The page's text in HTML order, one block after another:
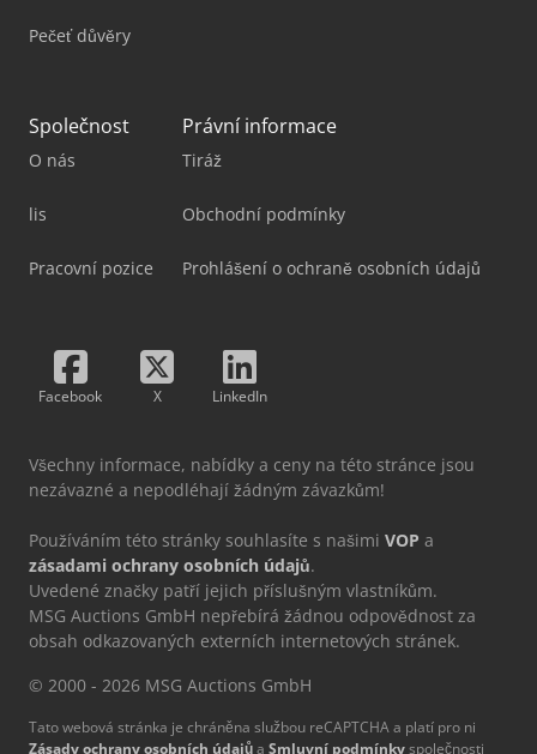
Pečeť důvěry
Společnost
O nás
lis
Pracovní pozice
Právní informace
Tiráž
Obchodní podmínky
Prohlášení o ochraně osobních údajů
Facebook X LinkedIn
Všechny informace, nabídky a ceny na této stránce jsou
nezávazné a nepodléhají žádným závazkům!
Používáním této stránky souhlasíte s našimi VOP a
zásadami ochrany osobních údajů.
Uvedené značky patří jejich příslušným vlastníkům.
MSG Auctions GmbH nepřebírá žádnou odpovědnost za
obsah odkazovaných externích internetových stránek.
© 2000 - 2026 MSG Auctions GmbH
Tato webová stránka je chráněna službou reCAPTCHA a platí pro ni
Zásady ochrany osobních údajůa Smluvní podmínkyspolečnosti